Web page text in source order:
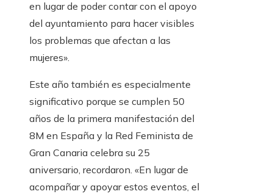
en lugar de poder contar con el apoyo
del ayuntamiento para hacer visibles
los problemas que afectan a las
mujeres».
Este año también es especialmente
significativo porque se cumplen 50
años de la primera manifestación del
8M en España y la Red Feminista de
Gran Canaria celebra su 25
aniversario, recordaron. «En lugar de
acompañar y apoyar estos eventos, el